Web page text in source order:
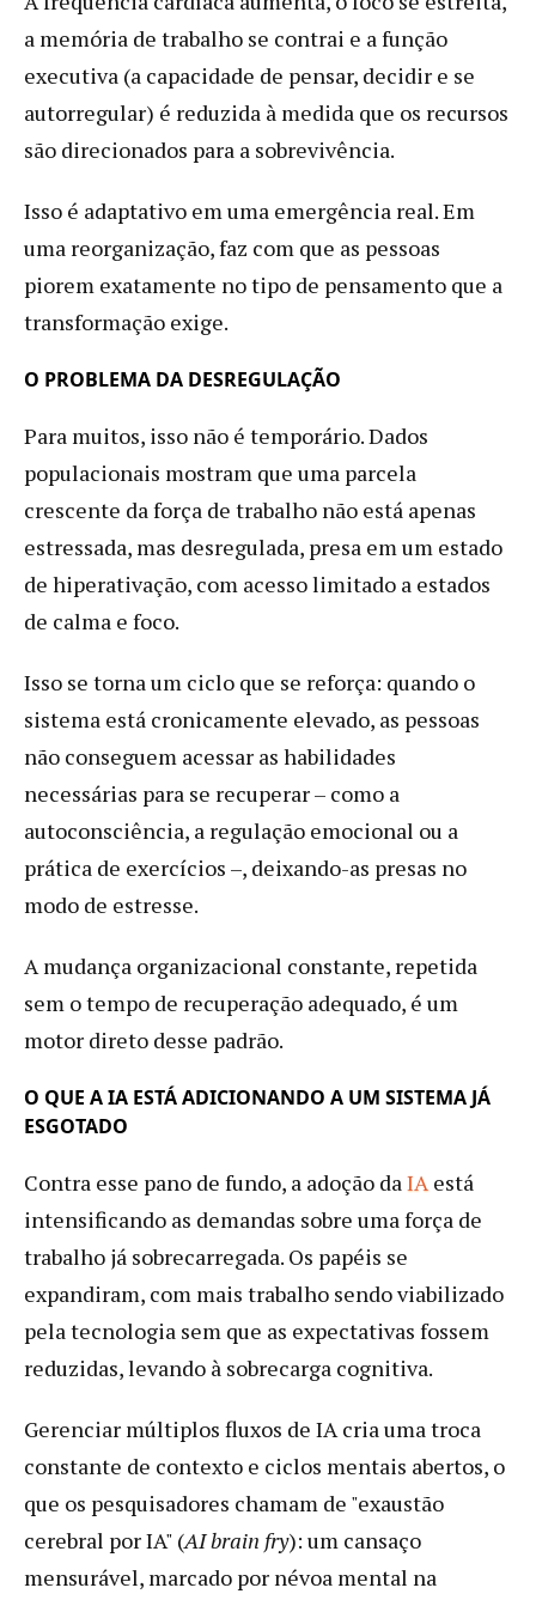
a memória de trabalho se contrai e a função
executiva (a capacidade de pensar, decidir e se
autorregular) é reduzida à medida que os recursos
são direcionados para a sobrevivência.
Isso é adaptativo em uma emergência real. Em
uma reorganização, faz com que as pessoas
piorem exatamente no tipo de pensamento que a
transformação exige.
O PROBLEMA DA DESREGULAÇÃO
Para muitos, isso não é temporário. Dados
populacionais mostram que uma parcela
crescente da força de trabalho não está apenas
estressada, mas desregulada, presa em um estado
de hiperativação, com acesso limitado a estados
de calma e foco.
Isso se torna um ciclo que se reforça: quando o
sistema está cronicamente elevado, as pessoas
não conseguem acessar as habilidades
necessárias para se recuperar – como a
autoconsciência, a regulação emocional ou a
prática de exercícios –, deixando-as presas no
modo de estresse.
A mudança organizacional constante, repetida
sem o tempo de recuperação adequado, é um
motor direto desse padrão.
O QUE A IA ESTÁ ADICIONANDO A UM SISTEMA JÁ
ESGOTADO
Contra esse pano de fundo, a adoção daIAestá
intensificando as demandas sobre uma força de
trabalho já sobrecarregada. Os papéis se
expandiram, com mais trabalho sendo viabilizado
pela tecnologia sem que as expectativas fossem
reduzidas, levando à sobrecarga cognitiva.
Gerenciar múltiplos fluxos de IA cria uma troca
constante de contexto e ciclos mentais abertos, o
que os pesquisadores chamam de "exaustão
cerebral por IA" (AI brain fry): um cansaço
mensurável, marcado por névoa mental na